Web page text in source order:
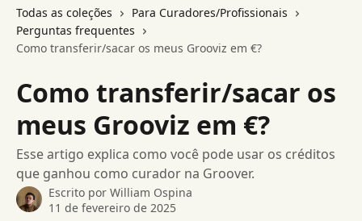
Todas as coleções
Para Curadores/Profissionais
Perguntas frequentes
Como transferir/sacar os meus Grooviz em €?
Como transferir/sacar os
meus Grooviz em €?
Esse artigo explica como você pode usar os créditos
que ganhou como curador na Groover.
Escrito por William Ospina
11 de fevereiro de 2025